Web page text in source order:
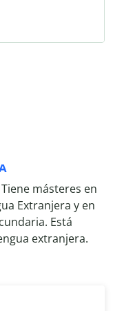
másteres en
Extranjera y en
Está
extranjera.